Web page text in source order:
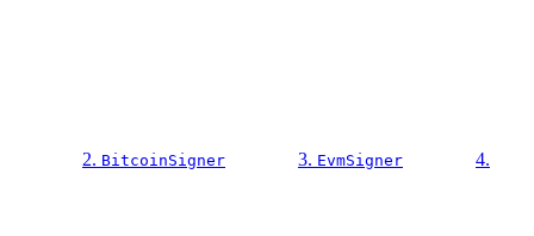
2. BitcoinSigner 3. EvmSigner 4.